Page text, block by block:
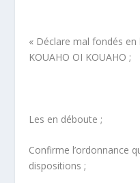
« Déclare mal fondés
KOUAHO OI KOUAHO ;
Les en déboute ;
Confirme l’ordonnance
dispositions ;